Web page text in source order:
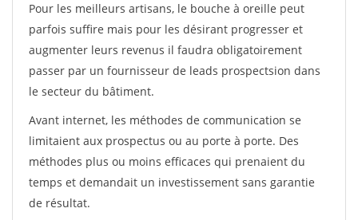
Pour les meilleurs artisans, le bouche à oreille peut
parfois suffire mais pour les désirant progresser et
augmenter leurs revenus il faudra obligatoirement
passer par un fournisseur de leads prospectsion dans
le secteur du bâtiment.
Avant internet, les méthodes de communication se
limitaient aux prospectus ou au porte à porte. Des
méthodes plus ou moins efficaces qui prenaient du
temps et demandait un investissement sans garantie
de résultat.